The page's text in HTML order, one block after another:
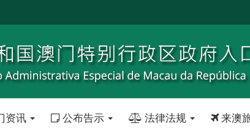
资讯 公布告示 法律法规 来澳